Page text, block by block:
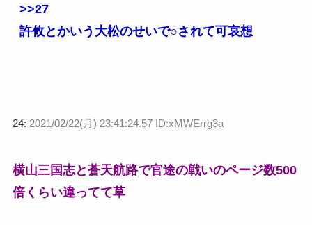
>>27
許攸とかいう大松のせいで○されて可哀想
24: 2021/02/22(月) 23:41:24.57 ID:xMWErrg3a
横山三国志と蒼天航路で官途の戦いのページ数500
倍くらい違ってて草